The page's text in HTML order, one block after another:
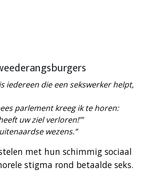
iedereen die een sekswerker helpt,
parlement kreeg ik te horen:
uw ziel verloren!’”
wezens.”
met hun schimmig sociaal
stigma rond betaalde seks.